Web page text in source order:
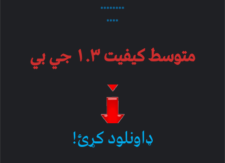
********
****
متوسط کیفیت ۱.۳ جي بي
ډاونلود کړئ!